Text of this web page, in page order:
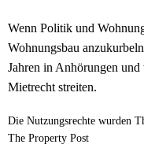
Wenn Politik und
Wohnungsbau
Jahren in Anhörungen
Mietrecht streiten.
Die Nutzungsrechte wurden
The Property Post